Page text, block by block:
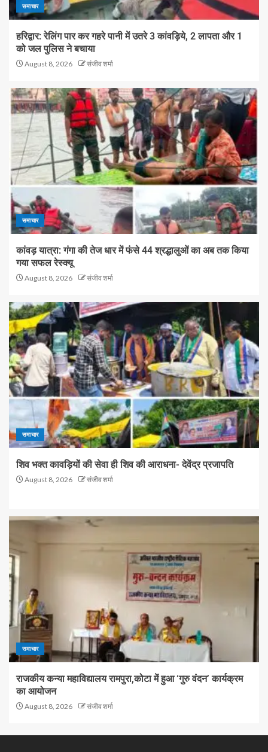
समाचार
हरिद्वार: रेलिंग पार कर गहरे पानी में उतरे 3 कांवड़िये, 2 लापता और 1
को जल पुलिस ने बचाया
August 8, 2026 संजीव शर्मा
समाचार
कांवड़ यात्रा: गंगा की तेज धार में फंसे 44 श्रद्धालुओं का अब तक किया
गया सफल रेस्क्यू
August 8, 2026 संजीव शर्मा
समाचार
शिव भक्त कावड़ियों की सेवा ही शिव की आराधना- देवेंद्र प्रजापति
August 8, 2026 संजीव शर्मा
समाचार
राजकीय कन्या महाविद्यालय रामपुरा,कोटा में हुआ ‘गुरु वंदन’ कार्यक्रम
का आयोजन
August 8, 2026 संजीव शर्मा